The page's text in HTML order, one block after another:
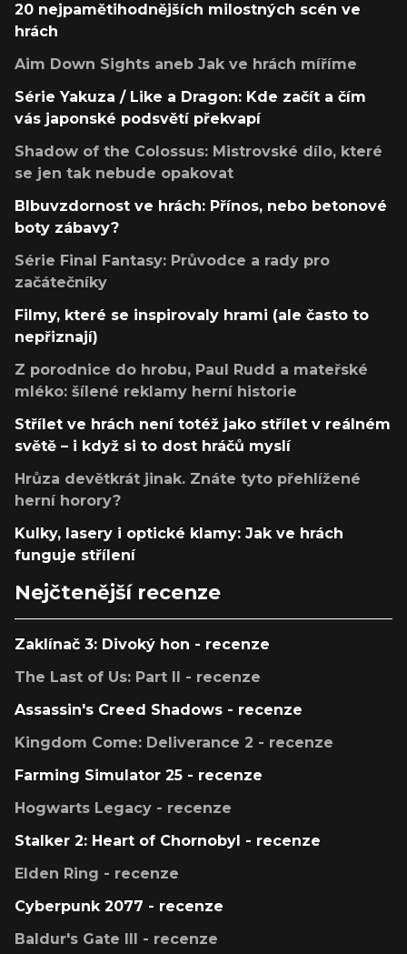
20 nejpamětihodnějších milostných scén ve
hrách
Aim Down Sights aneb Jak ve hrách míříme
Série Yakuza / Like a Dragon: Kde začít a čím
vás japonské podsvětí překvapí
Shadow of the Colossus: Mistrovské dílo, které
se jen tak nebude opakovat
Blbuvzdornost ve hrách: Přínos, nebo betonové
boty zábavy?
Série Final Fantasy: Průvodce a rady pro
začátečníky
Filmy, které se inspirovaly hrami (ale často to
nepřiznají)
Z porodnice do hrobu, Paul Rudd a mateřské
mléko: šílené reklamy herní historie
Střílet ve hrách není totéž jako střílet v reálném
světě – i když si to dost hráčů myslí
Hrůza devětkrát jinak. Znáte tyto přehlížené
herní horory?
Kulky, lasery i optické klamy: Jak ve hrách
funguje střílení
Nejčtenější recenze
Zaklínač 3: Divoký hon - recenze
The Last of Us: Part II - recenze
Assassin's Creed Shadows - recenze
Kingdom Come: Deliverance 2 - recenze
Farming Simulator 25 - recenze
Hogwarts Legacy - recenze
Stalker 2: Heart of Chornobyl - recenze
Elden Ring - recenze
Cyberpunk 2077 - recenze
Baldur's Gate III - recenze